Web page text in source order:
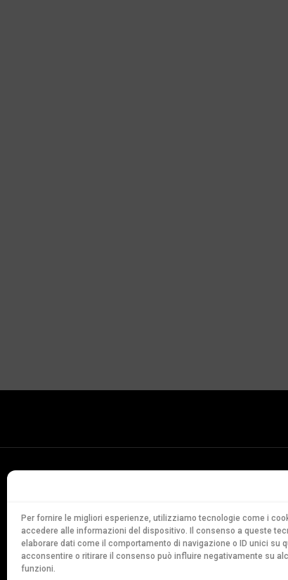
Per fornire le migliori esperienze, utilizziamo tecnologie come i
accedere alle informazioni del dispositivo. Il consenso a queste
elaborare dati come il comportamento di navigazione o ID unici su
acconsentire o ritirare il consenso può influire negativamente su
funzioni.
Via Soldino 9
CH-6900 Lugano
T. +41 91 960 30 40